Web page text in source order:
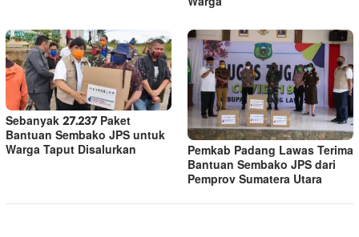
Sebanyak 27.237 Paket
Bantuan Sembako JPS untuk
Warga Taput Disalurkan Pemkab Padang Lawas Terima
Bantuan Sembako JPS dari
Pemprov Sumatera Utara